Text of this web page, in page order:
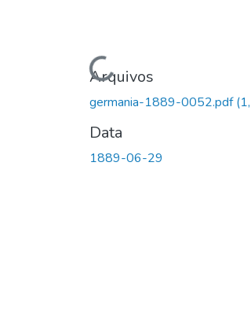
Carregando...
Arquivos
germania-1889-0052.pdf
Data
1889-06-29